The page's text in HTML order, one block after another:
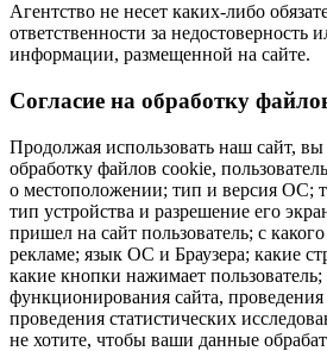
Агентство не несет каких-либо
ответственности за недостоверность
информации, размещенной на сайте.
Cогласие на обработку
Продолжая использовать наш сайт, вы
обработку файлов cookie,
о местоположении; тип и версия ОС;
тип устройства и разрешение его
пришел на сайт пользователь; с
рекламе; язык ОС и Браузера; какие
какие кнопки нажимает пользователь;
функционирования сайта, проведения
проведения статистических
не хотите, чтобы ваши данные